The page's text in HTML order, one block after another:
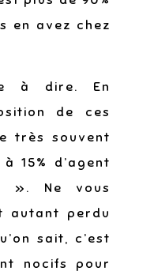
en avez chez
à dire. En
de ces
très souvent
15% d’agent
». Ne vous
autant perdu
sait, c’est
nocifs pour